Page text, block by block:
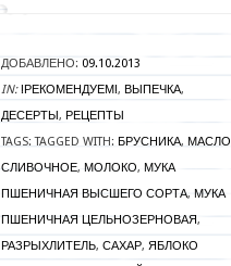
ДОБАВЛЕНО: 09.10.2013
IN: !РЕКОМЕНДУЕМ!, ВЫПЕЧКА,
ДЕСЕРТЫ , РЕЦЕПТЫ
TAGS: TAGGED WITH: БРУСНИКА, МАСЛО
СЛИВОЧНОЕ, МОЛОКО, МУКА
ПШЕНИЧНАЯ ВЫСШЕГО СОРТА, МУКА
ПШЕНИЧНАЯ ЦЕЛЬНОЗЕРНОВАЯ,
РАЗРЫХЛИТЕЛЬ, САХАР, ЯБЛОКО